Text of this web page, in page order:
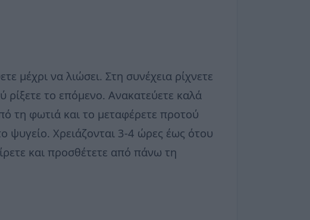
μέχρι να λιώσει. Στη συνέχεια ρίχνετε
ρίξετε το επόμενο. Ανακατεύετε καλά
τη φωτιά και το μεταφέρετε προτού
ψυγείο. Χρειάζονται 3-4 ώρες έως ότου
και προσθέτετε από πάνω τη